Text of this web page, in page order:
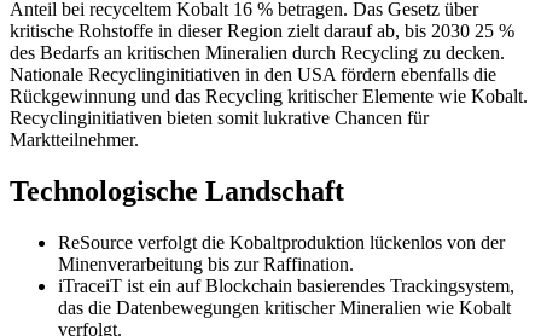
Anteil bei recyceltem Kobalt 16 % betragen. Das Gesetz über
kritische Rohstoffe in dieser Region zielt darauf ab, bis 2030 25 %
des Bedarfs an kritischen Mineralien durch Recycling zu decken.
Nationale Recyclinginitiativen in den USA fördern ebenfalls die
Rückgewinnung und das Recycling kritischer Elemente wie Kobalt.
Recyclinginitiativen bieten somit lukrative Chancen für
Marktteilnehmer.
Technologische Landschaft
ReSource verfolgt die Kobaltproduktion lückenlos von der
Minenverarbeitung bis zur Raffination.
iTraceiT ist ein auf Blockchain basierendes Trackingsystem,
das die Datenbewegungen kritischer Mineralien wie Kobalt
verfolgt.